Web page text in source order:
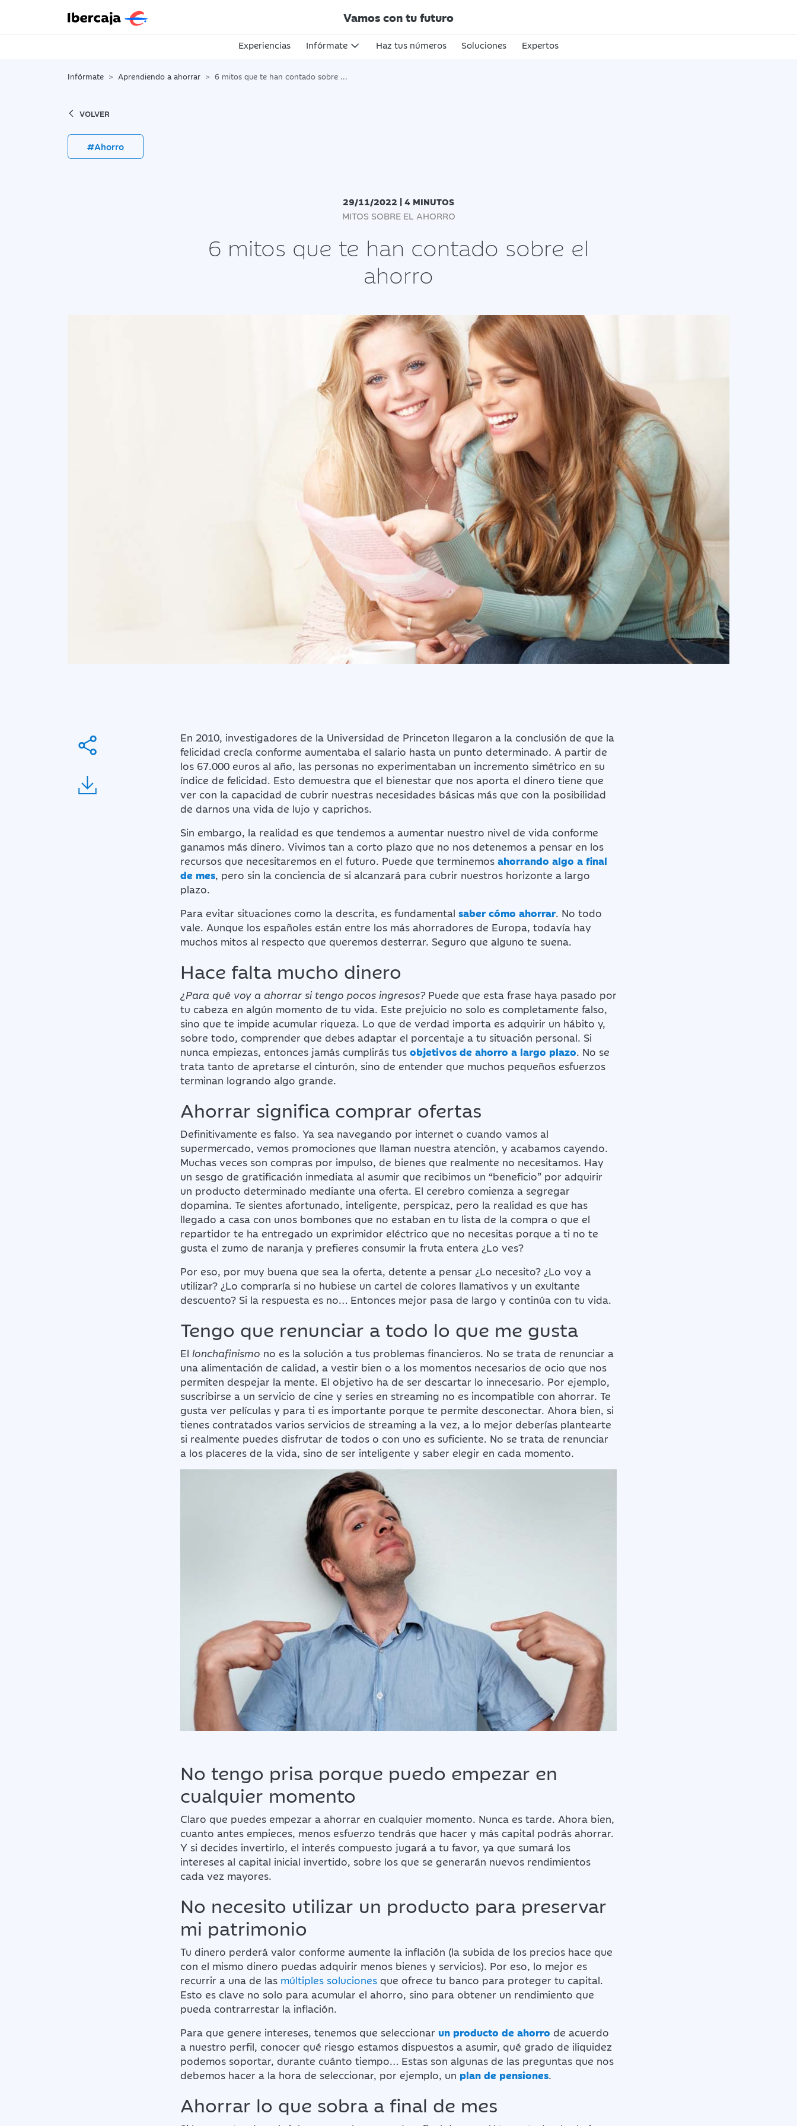
Vamos con tu futuro
Experiencias Infórmate Haz tus números Soluciones Expertos
Infórmate Aprendiendo a ahorrar 6 mitos que te han contado sobre el ahorro
VOLVER
#Ahorro
29/11/2022 | 4 MINUTOS
MITOS SOBRE EL AHORRO
6 mitos que te han contado sobre el
ahorro
En 2010, investigadores de la Universidad de Princeton llegaron a la conclusión de que la
felicidad crecía conforme aumentaba el salario hasta un punto determinado. A partir de
los 67.000 euros al año, las personas no experimentaban un incremento simétrico en su
índice de felicidad. Esto demuestra que el bienestar que nos aporta el dinero tiene que
ver con la capacidad de cubrir nuestras necesidades básicas más que con la posibilidad
de darnos una vida de lujo y caprichos.
Sin embargo, la realidad es que tendemos a aumentar nuestro nivel de vida conforme
ganamos más dinero. Vivimos tan a corto plazo que no nos detenemos a pensar en los
recursos que necesitaremos en el futuro. Puede que terminemos ahorrando algo a final
de mes, pero sin la conciencia de si alcanzará para cubrir nuestros horizonte a largo
plazo.
Para evitar situaciones como la descrita, es fundamental saber cómo ahorrar. No todo
vale. Aunque los españoles están entre los más ahorradores de Europa, todavía hay
muchos mitos al respecto que queremos desterrar. Seguro que alguno te suena.
Hace falta mucho dinero
¿Para qué voy a ahorrar si tengo pocos ingresos? Puede que esta frase haya pasado por
tu cabeza en algún momento de tu vida. Este prejuicio no solo es completamente falso,
sino que te impide acumular riqueza. Lo que de verdad importa es adquirir un hábito y,
sobre todo, comprender que debes adaptar el porcentaje a tu situación personal. Si
nunca empiezas, entonces jamás cumplirás tus objetivos de ahorro a largo plazo. No se
trata tanto de apretarse el cinturón, sino de entender que muchos pequeños esfuerzos
terminan logrando algo grande.
Ahorrar significa comprar ofertas
Definitivamente es falso. Ya sea navegando por internet o cuando vamos al
supermercado, vemos promociones que llaman nuestra atención, y acabamos cayendo.
Muchas veces son compras por impulso, de bienes que realmente no necesitamos. Hay
un sesgo de gratificación inmediata al asumir que recibimos un “beneficio” por adquirir
un producto determinado mediante una oferta. El cerebro comienza a segregar
dopamina. Te sientes afortunado, inteligente, perspicaz, pero la realidad es que has
llegado a casa con unos bombones que no estaban en tu lista de la compra o que el
repartidor te ha entregado un exprimidor eléctrico que no necesitas porque a ti no te
gusta el zumo de naranja y prefieres consumir la fruta entera ¿Lo ves?
Por eso, por muy buena que sea la oferta, detente a pensar ¿Lo necesito? ¿Lo voy a
utilizar? ¿Lo compraría si no hubiese un cartel de colores llamativos y un exultante
descuento? Si la respuesta es no… Entonces mejor pasa de largo y continúa con tu vida.
Tengo que renunciar a todo lo que me gusta
El lonchafinismo no es la solución a tus problemas financieros. No se trata de renunciar a
una alimentación de calidad, a vestir bien o a los momentos necesarios de ocio que nos
permiten despejar la mente. El objetivo ha de ser descartar lo innecesario. Por ejemplo,
suscribirse a un servicio de cine y series en streaming no es incompatible con ahorrar. Te
gusta ver películas y para ti es importante porque te permite desconectar. Ahora bien, si
tienes contratados varios servicios de streaming a la vez, a lo mejor deberías plantearte
si realmente puedes disfrutar de todos o con uno es suficiente. No se trata de renunciar
a los placeres de la vida, sino de ser inteligente y saber elegir en cada momento.
No tengo prisa porque puedo empezar en
cualquier momento
Claro que puedes empezar a ahorrar en cualquier momento. Nunca es tarde. Ahora bien,
cuanto antes empieces, menos esfuerzo tendrás que hacer y más capital podrás ahorrar.
Y si decides invertirlo, el interés compuesto jugará a tu favor, ya que sumará los
intereses al capital inicial invertido, sobre los que se generarán nuevos rendimientos
cada vez mayores.
No necesito utilizar un producto para preservar
mi patrimonio
Tu dinero perderá valor conforme aumente la inflación (la subida de los precios hace que
con el mismo dinero puedas adquirir menos bienes y servicios). Por eso, lo mejor es
recurrir a una de las múltiples soluciones que ofrece tu banco para proteger tu capital.
Esto es clave no solo para acumular el ahorro, sino para obtener un rendimiento que
pueda contrarrestar la inflación.
Para que genere intereses, tenemos que seleccionar un producto de ahorro de acuerdo
a nuestro perfil, conocer qué riesgo estamos dispuestos a asumir, qué grado de iliquidez
podemos soportar, durante cuánto tiempo… Estas son algunas de las preguntas que nos
debemos hacer a la hora de seleccionar, por ejemplo, un plan de pensiones.
Ahorrar lo que sobra a final de mes